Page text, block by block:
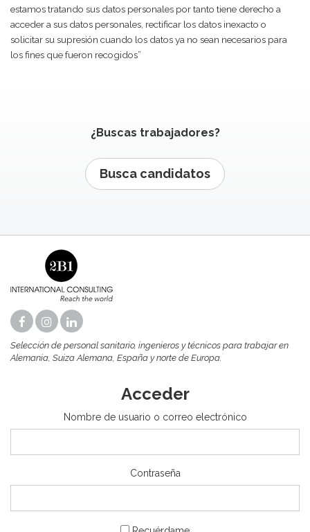
estamos tratando sus datos personales por tanto tiene derecho a
acceder a sus datos personales, rectificar los datos inexacto o
solicitar su supresión cuando los datos ya no sean necesarios para
los fines que fueron recogidos”
¿Buscas trabajadores?
Busca candidatos
Selección de personal sanitario, ingenieros y técnicos para trabajar en
Alemania, Suiza Alemana, España y norte de Europa.
Acceder
Nombre de usuario o correo electrónico
Contraseña